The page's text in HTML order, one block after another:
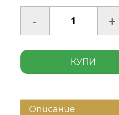
КУПИ
Описание